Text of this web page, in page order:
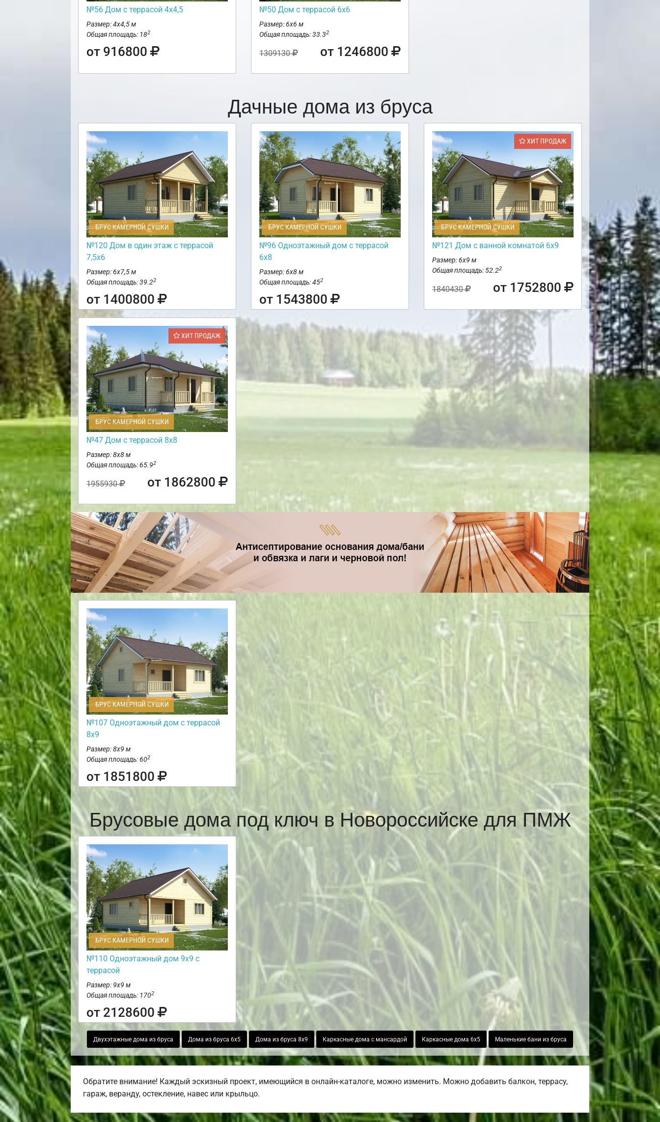
№56 Дом с террасой 4х4,5
Размер: 4х4,5 м
Общая площадь: 182
от 916800
№50 Дом с террасой 6х6
Размер: 6х6 м
Общая площадь: 33.32
1309130 от 1246800
Дачные дома из бруса
БРУС КАМЕРНОЙ СУШКИ
№120 Дом в один этаж с террасой
7,5х6
Размер: 6х7,5 м
Общая площадь: 39.22
от 1400800
БРУС КАМЕРНОЙ СУШКИ
№96 Одноэтажный дом с террасой
6х8
Размер: 6х8 м
Общая площадь: 452
от 1543800
ХИТ ПРОДАЖ
БРУС КАМЕРНОЙ СУШКИ
№121 Дом с ванной комнатой 6х9
Размер: 6х9 м
Общая площадь: 52.22
1840430 от 1752800
ХИТ ПРОДАЖ
БРУС КАМЕРНОЙ СУШКИ
№47 Дом с террасой 8х8
Размер: 8х8 м
Общая площадь: 65.92
1955930 от 1862800
БРУС КАМЕРНОЙ СУШКИ
№107 Одноэтажный дом с террасой
8х9
Размер: 8х9 м
Общая площадь: 602
от 1851800
Брусовые дома под ключ в Новороссийске для ПМЖ
БРУС КАМЕРНОЙ СУШКИ
№110 Одноэтажный дом 9х9 с
террасой
Размер: 9х9 м
Общая площадь: 1702
от 2128600
Двухэтажные дома из бруса Дома из бруса 6х5 Дома из бруса 8х9 Каркасные дома с мансардой Каркасные дома 6х5 Маленькие бани из бруса
Обратите внимание! Каждый эскизный проект, имеющийся в онлайн-каталоге, можно изменить. Можно добавить балкон, террасу,
гараж, веранду, остекление, навес или крыльцо.